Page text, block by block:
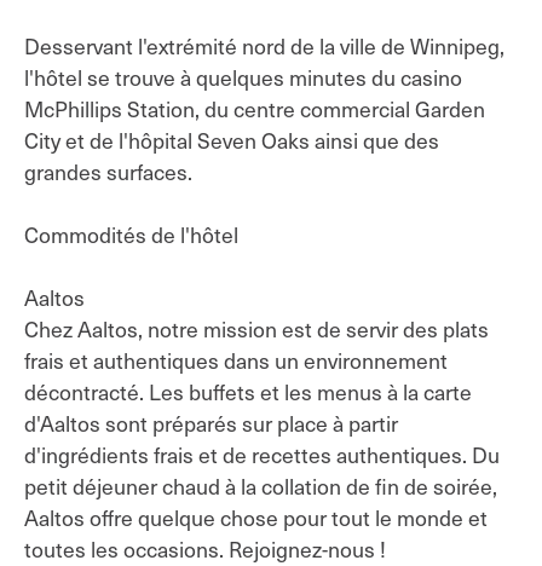
Desservant l'extrémité nord de la ville de Winnipeg,
l'hôtel se trouve à quelques minutes du casino
McPhillips Station, du centre commercial Garden
City et de l'hôpital Seven Oaks ainsi que des
grandes surfaces.
Commodités de l'hôtel
Aaltos
Chez Aaltos, notre mission est de servir des plats
frais et authentiques dans un environnement
décontracté. Les buffets et les menus à la carte
d'Aaltos sont préparés sur place à partir
d'ingrédients frais et de recettes authentiques. Du
petit déjeuner chaud à la collation de fin de soirée,
Aaltos offre quelque chose pour tout le monde et
toutes les occasions. Rejoignez-nous !